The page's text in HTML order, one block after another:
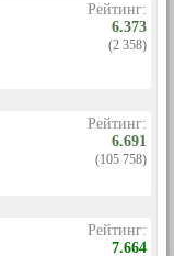
Рейтинг:
6.373
(2 358)
Рейтинг:
6.691
(105 758)
Рейтинг:
7.664